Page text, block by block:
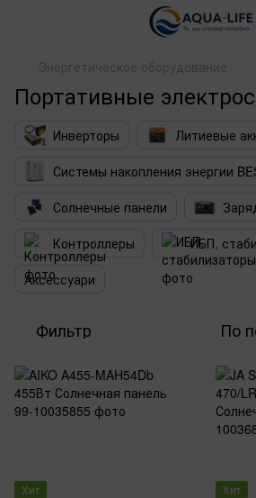
Энергетическое оборудование
Портативные
Инверторы
Литиевые
Системы накопления энергии
Солнечные панели
Контроллеры
ИБП,
Аксессуари
Фильтр По
Хит
Хит